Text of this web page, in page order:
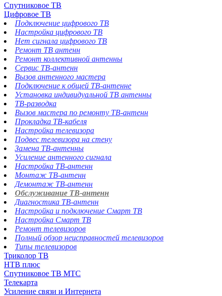
Спутниковое ТВ
Цифровое ТВ
Подключение цифрового ТВ
Настройка цифрового ТВ
Нет сигнала цифрового ТВ
Ремонт ТВ антенн
Ремонт коллективной антенны
Сервис ТВ-антенн
Вызов антенного мастера
Подключение к общей ТВ-антенне
Установка индивидуальной ТВ антенны
ТВ-разводка
Вызов мастера по ремонту ТВ-антенн
Прокладка ТВ-кабеля
Настройка телевизора
Подвес телевизора на стену
Замена ТВ-антенны
Усиление антенного сигнала
Настройка ТВ-антенн
Монтаж ТВ-антенн
Демонтаж ТВ-антенн
Обслуживание ТВ-антенн
Диагностика ТВ-антенн
Настройка и подключение Смарт ТВ
Настройка Смарт ТВ
Ремонт телевизоров
Полный обзор неисправностей телевизоров
Типы телевизоров
Триколор ТВ
НТВ плюс
Спутниковое ТВ МТС
Телекарта
Усиление связи и Интернета